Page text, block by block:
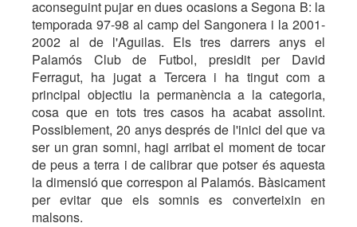
aconseguint pujar en dues ocasions a Segona B: la
temporada 97-98 al camp del Sangonera i la 2001-
2002 al de l'Aguilas. Els tres darrers anys el
Palamós Club de Futbol, presidit per David
Ferragut, ha jugat a Tercera i ha tingut com a
principal objectiu la permanència a la categoria,
cosa que en tots tres casos ha acabat assolint.
Possiblement, 20 anys després de l'inici del que va
ser un gran somni, hagi arribat el moment de tocar
de peus a terra i de calibrar que potser és aquesta
la dimensió que correspon al Palamós. Bàsicament
per evitar que els somnis es converteixin en
malsons.